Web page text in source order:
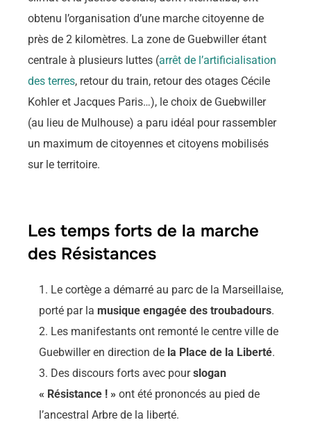
obtenu l’organisation d’une marche citoyenne de
près de 2 kilomètres. La zone de Guebwiller étant
centrale à plusieurs luttes (arrêt de l’artificialisation
des terres, retour du train, retour des otages Cécile
Kohler et Jacques Paris…), le choix de Guebwiller
(au lieu de Mulhouse) a paru idéal pour rassembler
un maximum de citoyennes et citoyens mobilisés
sur le territoire.
Les temps forts de la marche
des Résistances
Le cortège a démarré au parc de la Marseillaise,
porté par la musique engagée des troubadours.
Les manifestants ont remonté le centre ville de
Guebwiller en direction de la Place de la Liberté.
Des discours forts avec pourslogan
« Résistance ! » ont été prononcés au pied de
l’ancestral Arbre de la liberté.